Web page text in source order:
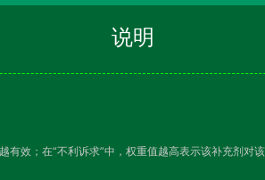
说明
有效；在“不利诉求”中，权重值越高表示该补充剂对